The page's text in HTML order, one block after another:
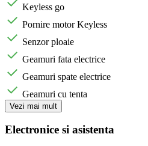
Keyless go
Pornire motor Keyless
Senzor ploaie
Geamuri fata electrice
Geamuri spate electrice
Geamuri cu tenta
Vezi mai mult
Electronice si asistenta